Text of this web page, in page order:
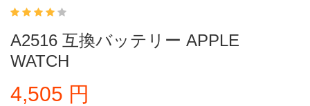
A2516 互換バッテリー APPLE
WATCH
4,505 円